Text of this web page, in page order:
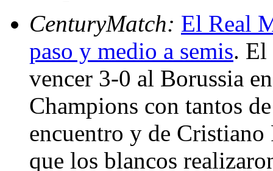
CenturyMatch: El Real
paso y medio a semis. El
vencer 3-0 al Borussia
Champions con tantos
encuentro y de
que los blancos